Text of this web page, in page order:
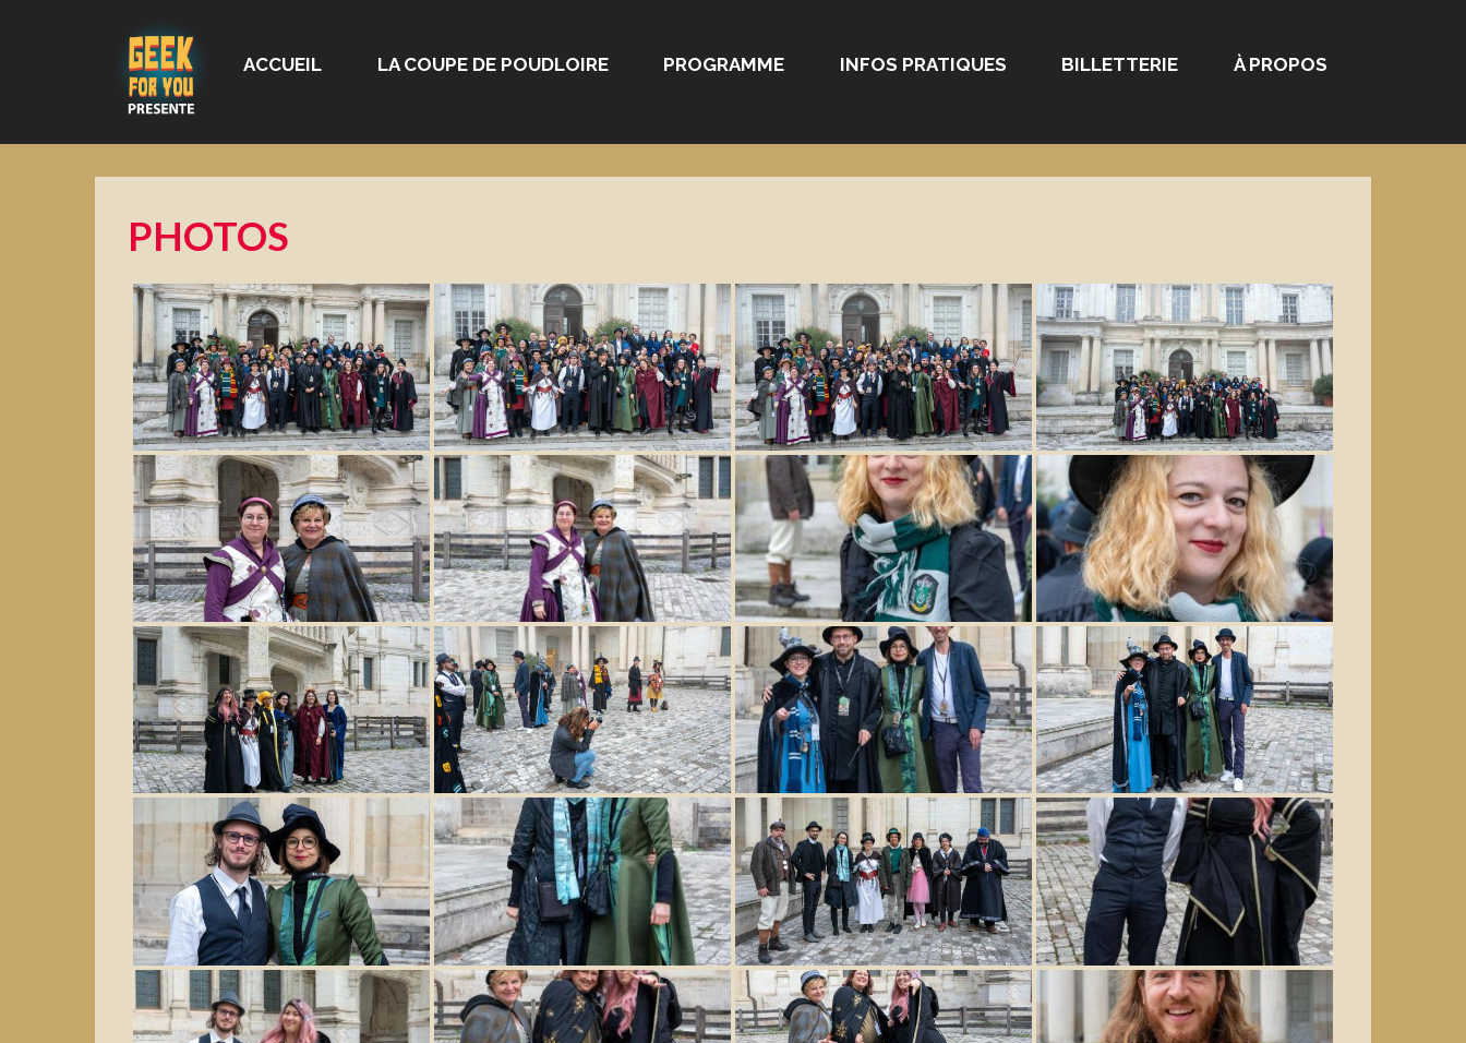
ACCUEIL LA COUPE DE POUDLOIRE PROGRAMME INFOS PRATIQUES BILLETTERIE À PROPOS
PHOTOS